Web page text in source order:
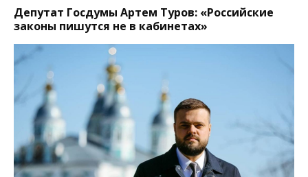
Депутат Госдумы Артем Туров: «Российские
законы пишутся не в кабинетах»